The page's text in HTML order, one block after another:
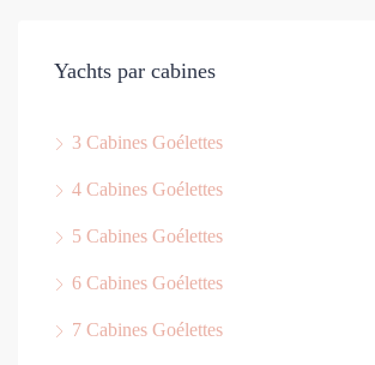
Yachts par cabines
3 Cabines Goélettes
4 Cabines Goélettes
5 Cabines Goélettes
6 Cabines Goélettes
7 Cabines Goélettes